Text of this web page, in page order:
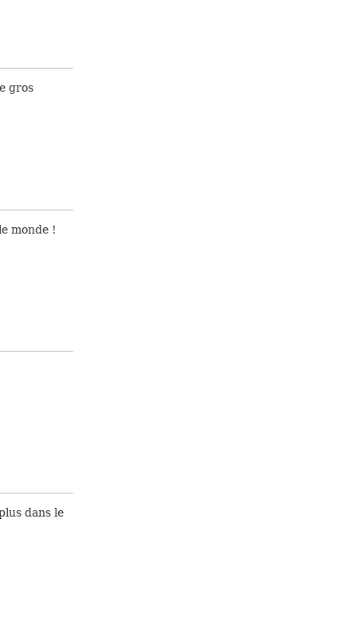
gros
monde !
dans le